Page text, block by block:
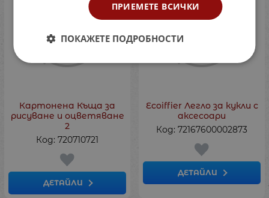
Картонена Къща за
рисуване и оцветяване
2
Код: 720710721
ДЕТАЙЛИ
Ecoiffier Легло за кукли с
аксесоари
Код: 72167600002873
ДЕТАЙЛИ
ПРИЕМЕТЕ ВСИЧКИ
ПОКАЖЕТЕ ПОДРОБНОСТИ